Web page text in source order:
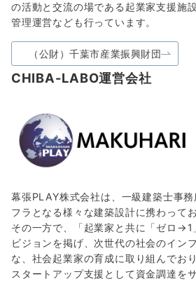
の活動と交流の場である起業家支援施
管理運営なども行っています。
（公財）千葉市産業振興財団
CHIBA-LABO運営会社
幕張PLAY株式会社は、一級建築士事
フラとなる様々な建築設計に携わってお
その一方で、「起業家と共に「ゼロ→1
ビジョンを掲げ、次世代の社会のイン
な、社会起業家の育成に取り組んでおり
スタートアップ支援として資金調達を